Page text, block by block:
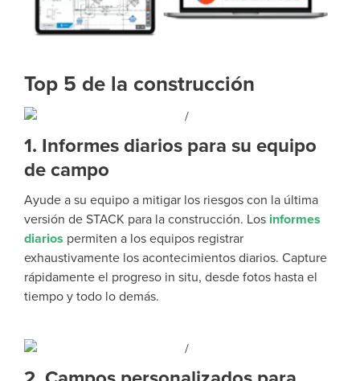
Top 5 de la construcción
1. Informes diarios para su equipo
de campo
Ayude a su equipo a mitigar los riesgos con la última
versión de STACK para la construcción. Los informes
diarios permiten a los equipos registrar
exhaustivamente los acontecimientos diarios. Capture
rápidamente el progreso in situ, desde fotos hasta el
tiempo y todo lo demás.